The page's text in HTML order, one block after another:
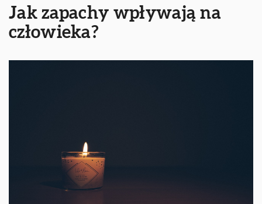
Jak zapachy wpływają na
człowieka?